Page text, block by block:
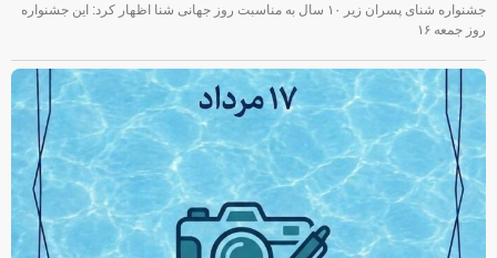
جشنواره شنای پسران زیر ۱۰ سال به مناسبت روز جهانی شنا اظهار کرد: این جشنواره
روز جمعه‌ ۱۶